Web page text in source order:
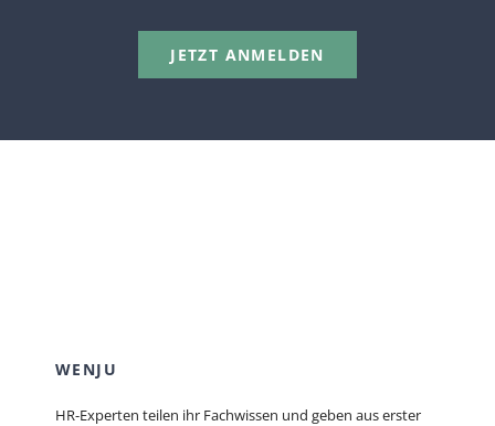
JETZT ANMELDEN
WENJU
HR-Experten teilen ihr Fachwissen und geben aus erster